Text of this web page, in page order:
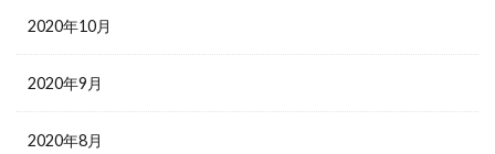
2020年10月
2020年9月
2020年8月